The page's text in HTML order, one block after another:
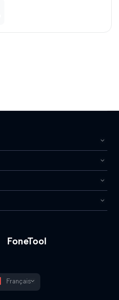
FoneTool
Français